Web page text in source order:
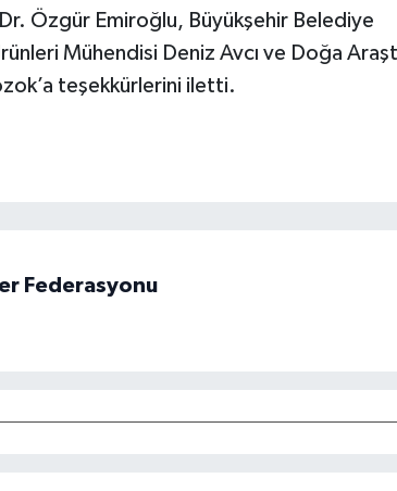
Özgür Emiroğlu, Büyükşehir Belediye
Mühendisi Deniz Avcı ve Doğa
teşekkürlerini iletti.
Federasyonu